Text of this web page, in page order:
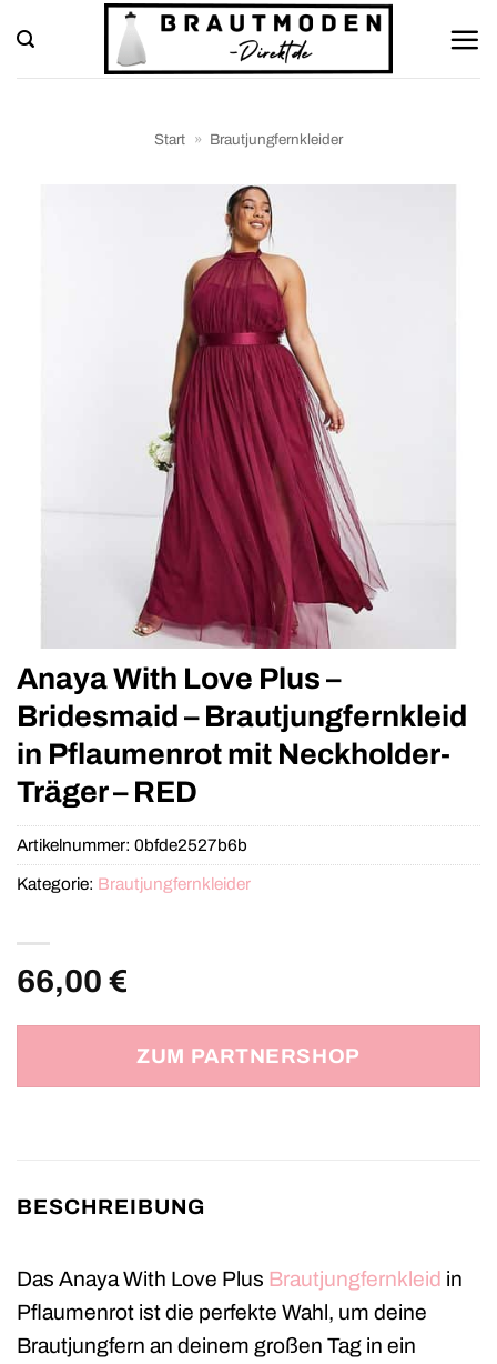
Inhalt
springen
Start » Brautjungfernkleider
Anaya With Love Plus –
Bridesmaid – Brautjungfernkleid
in Pflaumenrot mit Neckholder-
Träger – RED
66,00 €
ZUM PARTNERSHOP
Artikelnummer: 0bfde2527b6b
Kategorie: Brautjungfernkleider
BESCHREIBUNG
Das Anaya With Love Plus Brautjungfernkleid in
Pflaumenrot ist die perfekte Wahl, um deine
Brautjungfern an deinem großen Tag in ein